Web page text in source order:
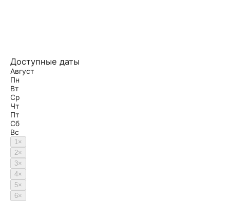
Доступные даты
Август
Пн
Вт
Ср
Чт
Пт
Сб
Вс
1×
2×
3×
4×
5×
6×